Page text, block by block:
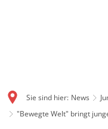
Sie sind hier: News
"Bewegte Welt" bringt